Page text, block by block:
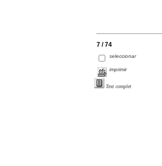
7 / 74
seleccionar
imprimir
Text complet